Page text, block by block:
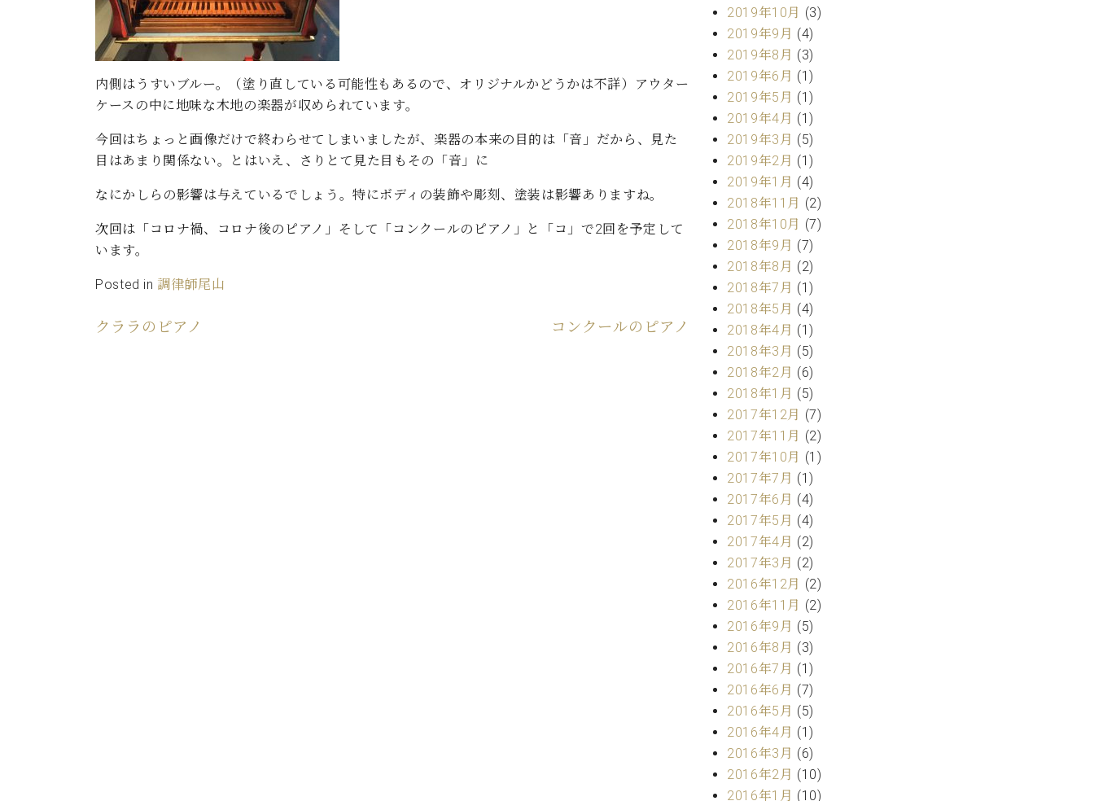
内側はうすいブルー。（塗り直している可能性もあるので、オリジナルかどうかは不詳）アウター
ケースの中に地味な木地の楽器が収められています。
今回はちょっと画像だけで終わらせてしまいましたが、楽器の本来の目的は「音」だから、見た
目はあまり関係ない。とはいえ、さりとて見た目もその「音」に
なにかしらの影響は与えているでしょう。特にボディの装飾や彫刻、塗装は影響ありますね。
次回は「コロナ禍、コロナ後のピアノ」そして「コンクールのピアノ」と「コ」で2回を予定して
います。
Posted in 調律師尾山
クララのピアノ コンクールのピアノ
2019年10月 (3)
2019年9月 (4)
2019年8月 (3)
2019年6月 (1)
2019年5月 (1)
2019年4月 (1)
2019年3月 (5)
2019年2月 (1)
2019年1月 (4)
2018年11月 (2)
2018年10月 (7)
2018年9月 (7)
2018年8月 (2)
2018年7月 (1)
2018年5月 (4)
2018年4月 (1)
2018年3月 (5)
2018年2月 (6)
2018年1月 (5)
2017年12月 (7)
2017年11月 (2)
2017年10月 (1)
2017年7月 (1)
2017年6月 (4)
2017年5月 (4)
2017年4月 (2)
2017年3月 (2)
2016年12月 (2)
2016年11月 (2)
2016年9月 (5)
2016年8月 (3)
2016年7月 (1)
2016年6月 (7)
2016年5月 (5)
2016年4月 (1)
2016年3月 (6)
2016年2月 (10)
2016年1月 (10)